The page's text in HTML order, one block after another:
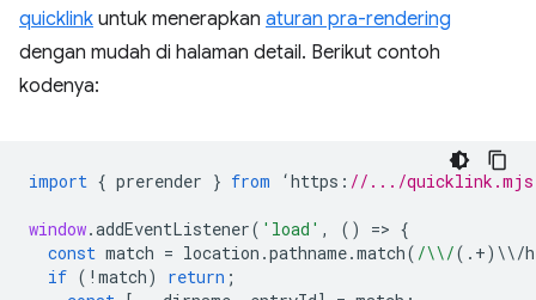
quicklink untuk menerapkan aturan pra-rendering
dengan mudah di halaman detail. Berikut contoh
kodenya:
import { prerender } from ‘https : //.../
window.addEventListener( 'load' , () => {
const match = location .pathname.match( /\\/(. +) \\/
if ( ! match) return ;